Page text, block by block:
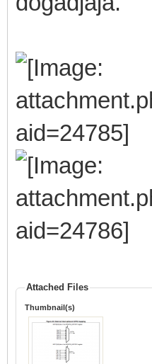
Attached Files
Thumbnail(s)